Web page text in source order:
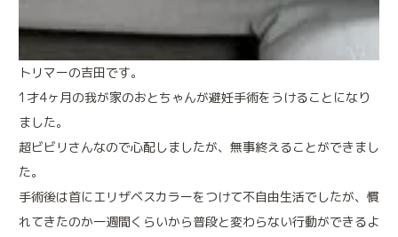
アニマルプラスの特別なメディカルケア
アニマルドック(健康診断)
免疫細胞療法
鎮痛療法
トリマーの吉田です。
1才4ヶ月の我が家のおとちゃんが避妊手術をうけることになり
ました。
超ビビリさんなので心配しましたが、無事終えることができまし
た。
手術後は首にエリザベスカラーをつけて不自由生活でしたが、慣
れてきたのか一週間くらいから普段と変わらない行動ができるよ